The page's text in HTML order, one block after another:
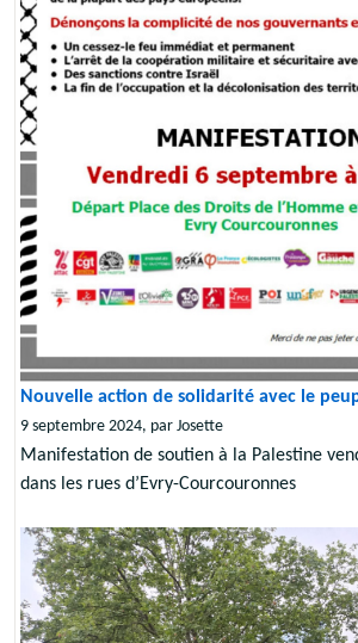
Nouvelle action de solidarité avec le
9 septembre 2024, par Josette
Manifestation de soutien à la Palestine
dans les rues d’Evry-Courcouronnes